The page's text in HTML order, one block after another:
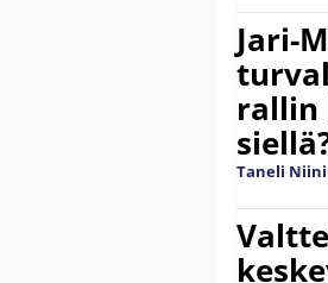
Jari-
rallin
Taneli